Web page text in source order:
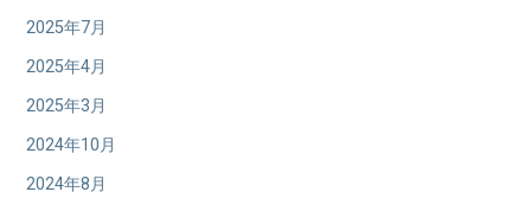
2025年7月
2025年4月
2025年3月
2024年10月
2024年8月